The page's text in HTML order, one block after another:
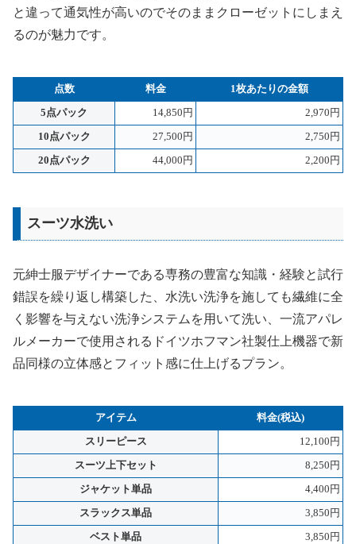
と違って通気性が高いのでそのままクローゼットにしまえ
るのが魅力です。
点数 料金 1枚あたりの金額
5点パック 14,850円 2,970円
10点パック 27,500円 2,750円
20点パック 44,000円 2,200円
スーツ水洗い
元紳士服デザイナーである専務の豊富な知識・経験と試行
錯誤を繰り返し構築した、水洗い洗浄を施しても繊維に全
く影響を与えない洗浄システムを用いて洗い、一流アパレ
ルメーカーで使用されるドイツホフマン社製仕上機器で新
品同様の立体感とフィット感に仕上げるプラン。
アイテム 料金(税込)
スリーピース 12,100円
スーツ上下セット 8,250円
ジャケット単品 4,400円
スラックス単品 3,850円
ベスト単品 3,850円